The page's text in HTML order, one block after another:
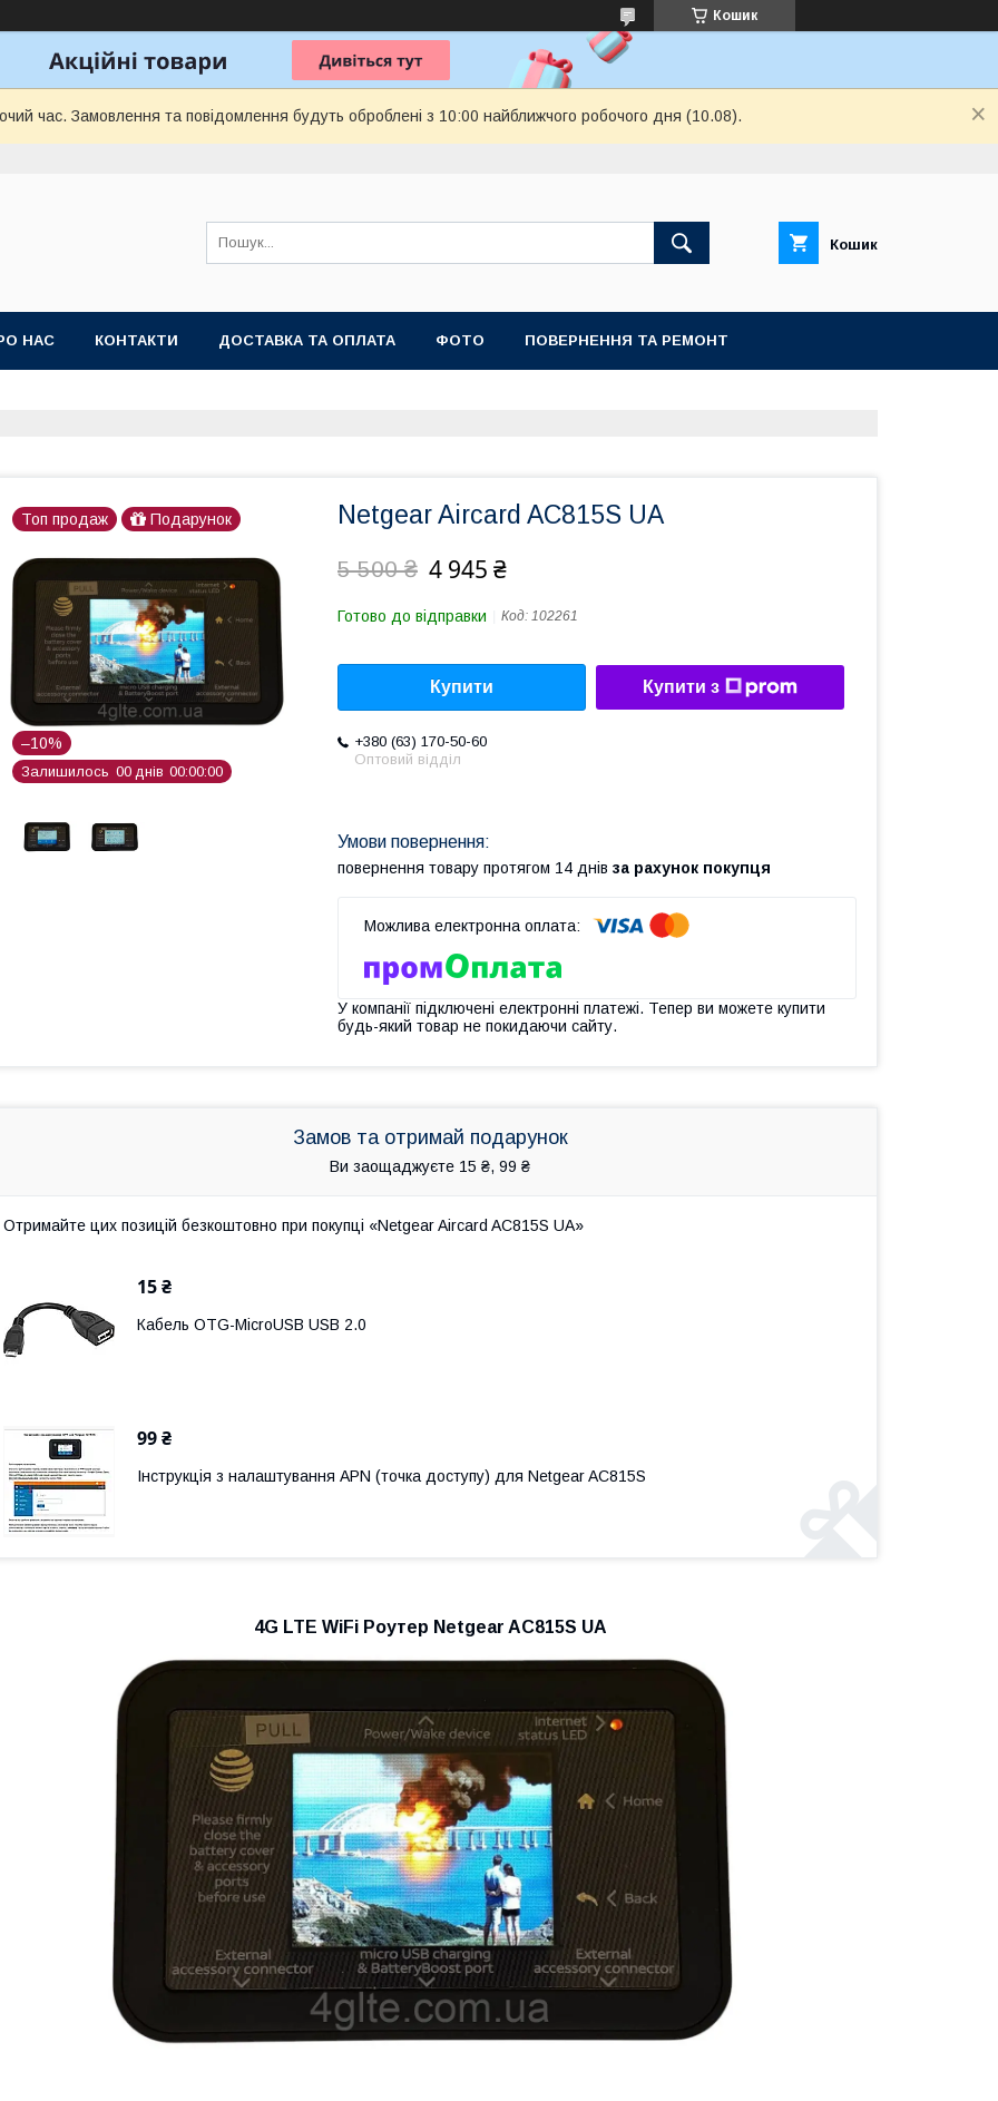
Кошик
час. Замовлення та повідомлення будуть оброблені з 10:00 найближчого робочого дня (10.08).
Кошик
НАС КОНТАКТИ ДОСТАВКА ТА ОПЛАТА ФОТО ПОВЕРНЕННЯ ТА РЕМОНТ
Топ продаж Подарунок
–10%
Залишилось 00 днів 00 00 00
Netgear Aircard AC815S UA
5 500 ₴ 4 945 ₴
Готово до відправки Код: 102261
Купити Купити з
+380 (63) 170-50-60
Оптовий відділ
повернення товару протягом 14 днів за рахунок покупця
У компанії підключені електронні платежі. Тепер ви можете купити
будь-який товар не покидаючи сайту.
Замов та отримай подарунок
Ви заощаджуєте 15 ₴, 99 ₴
Отримайте цих позицій безкоштовно при покупці «Netgear Aircard AC815S UA»
15 ₴
Кабель OTG-MicroUSB USB 2.0
99 ₴
Інструкція з налаштування APN (точка доступу) для Netgear AC815S
4G LTE WiFi Роутер Netgear AC815S UA